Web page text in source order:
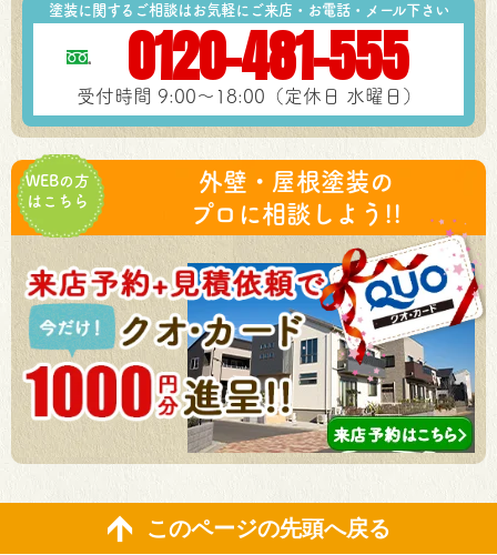
塗装に関するご相談はお気軽にご来店・お電話・メール下さい
0120-481-555
受付時間 9:00～18:00（定休日 水曜日）
WEBの方
はこちら
外壁・屋根塗装の
プロに相談しよう!!
このページの先頭へ戻る